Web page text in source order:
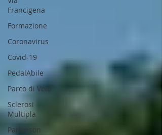
Francigena
Formazione
Coronavirus
Covid-19
PedalAbile
Parco di Veio
Sclerosi
Multipla
Parkinson